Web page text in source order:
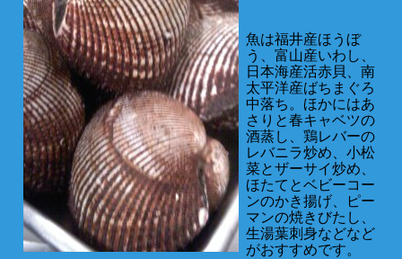
魚は福井産ほうぼ
う、富山産いわし、
日本海産活赤貝、南
太平洋産ばちまぐろ
中落ち。ほかにはあ
さりと春キャベツの
酒蒸し、鶏レバーの
レバニラ炒め、小松
菜とザーサイ炒め、
ほたてとベビーコー
ンのかき揚げ、ピー
マンの焼きびたし、
生湯葉刺身などなど
がおすすめです。